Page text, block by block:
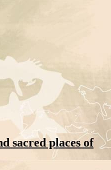
sacred places of